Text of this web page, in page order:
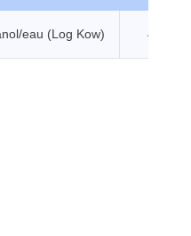
eau (Log Kow) 4 -